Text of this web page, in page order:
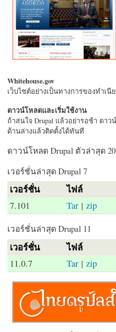
Whitehouse.gov
เว็บไซต์อย่างเป็นทางการของทำเนี
ดาวน์โหลดและเริ่มใช้งาน
ถ้าสนใจ Drupal แล้วอย่ารอช้า ดา
ด้านล่างแล้วติดตั้งได้ทันที
ดาวน์โหลด Drupal ตัวล่าสุด
เวอร์ชั่นล่าสุด Drupal 7
เวอร์ชั่น ไฟล์
7.101 Tar |zip
เวอร์ชั่นล่าสุด Drupal 11
เวอร์ชั่น ไฟล์
11.0.7 Tar | zip